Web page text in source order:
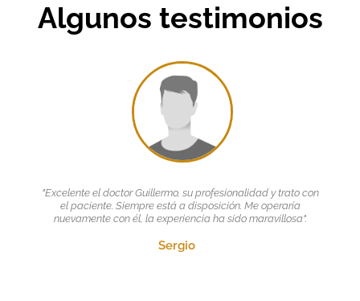
Algunos testimonios
"Excelente el doctor Guillermo, su profesionalidad y trato con
el paciente. Siempre está a disposición. Me operaría
nuevamente con él, la experiencia ha sido maravillosa".
Sergio